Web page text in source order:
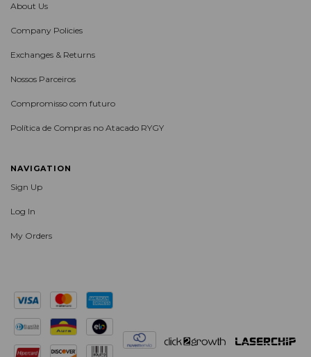
About Us
Company Policies
Exchanges & Returns
Nossos Parceiros
Compromisso com futuro
Política de Compras no Atacado RYGY
NAVIGATION
Sign Up
Log In
My Orders